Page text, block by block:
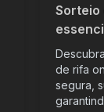
Sorteio
de rifa
segura,